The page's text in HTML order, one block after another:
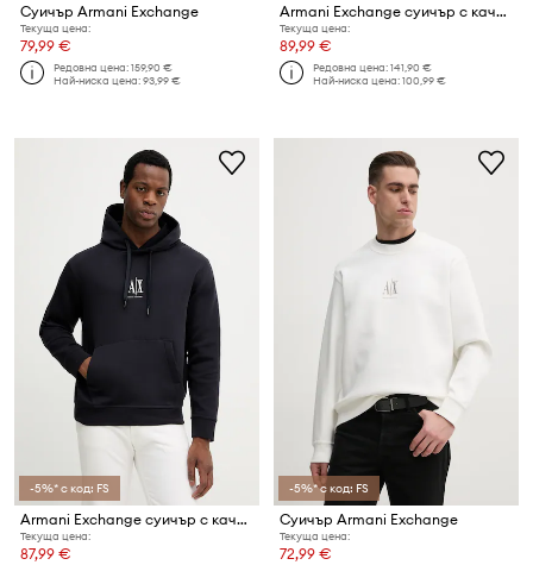
Суичър Armani Exchange
Текуща цена:
79,99 €
Редовна цена:159,90 €
Най-ниска цена:93,99 €
Armani Exchange суичър с качулка мъжки с памук
Текуща цена:
89,99 €
Редовна цена:141,90 €
Най-ниска цена:100,99 €
-5%* с код: FS
Armani Exchange суичър с качулка мъжки с памук
Текуща цена:
87,99 €
-5%* с код: FS
Суичър Armani Exchange
Текуща цена:
72,99 €